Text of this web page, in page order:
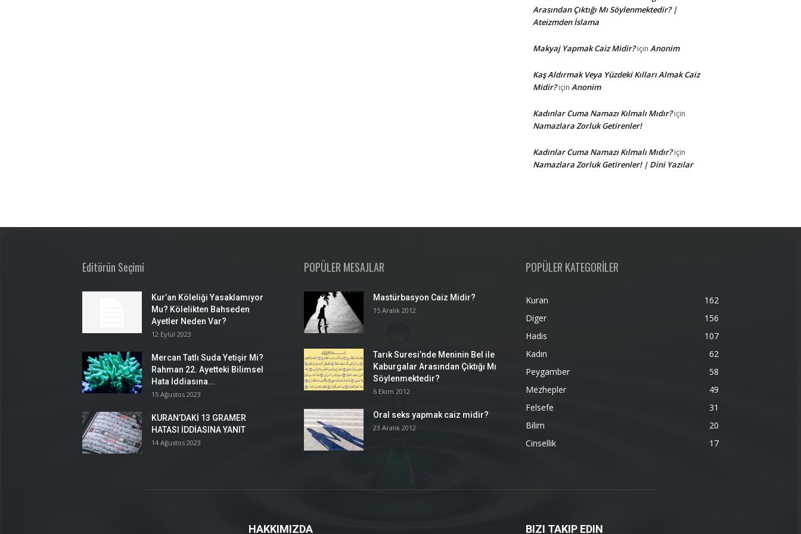
Arasından Çıktığı Mı Söylenmektedir? |
Ateizmden İslama
Makyaj Yapmak Caiz Midir?için Anonim
Kaş Aldırmak Veya Yüzdeki Kılları Almak Caiz
Midir?için Anonim
Kadınlar Cuma Namazı Kılmalı Mıdır?için
Namazlara Zorluk Getirenler!
Kadınlar Cuma Namazı Kılmalı Mıdır?için
Namazlara Zorluk Getirenler! | Dini Yazılar
Editörün Seçimi
Kur’an Köleliği Yasaklamıyor
Mu? Kölelikten Bahseden
Ayetler Neden Var?
12 Eylül 2023
Mercan Tatlı Suda Yetişir Mi?
Rahman 22. Ayetteki Bilimsel
Hata İddiasına...
15 Ağustos 2023
KURAN’DAKİ 13 GRAMER
HATASI İDDİASINA YANIT
14 Ağustos 2023
POPÜLER MESAJLAR
Mastürbasyon Caiz Midir?
15 Aralık 2012
Tarık Suresi’nde Meninin Bel ile
Kaburgalar Arasından Çıktığı Mı
Söylenmektedir?
6 Ekim 2012
Oral seks yapmak caiz midir?
23 Aralık 2012
POPÜLER KATEGORİLER
Kuran
162
Diger
156
Hadis
107
Kadın
62
Peygamber
58
Mezhepler
49
Felsefe
31
Bilim
20
Cinsellik
17
HAKKIMIZDA BIZI TAKIP EDIN